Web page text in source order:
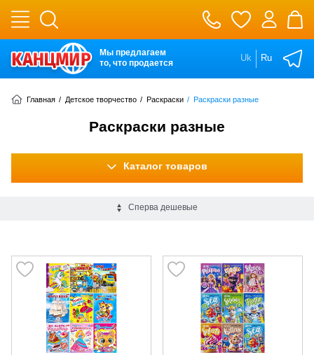
Мы предлагаем
то, что продается
Uk Ru
Главная / Детское творчество / Раскраски / Раскраски разные
Раскраски разные
Каталог товаров
Сперва дешевые